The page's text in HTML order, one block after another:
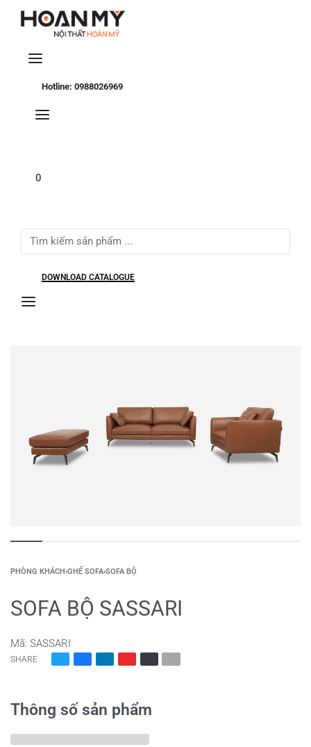
Hotline: 0988026969
0
Search
for:
DOWNLOAD CATALOGUE
PHÒNG KHÁCH›GHẾ SOFA›SOFA BỘ
SOFA BỘ SASSARI
Mã: SASSARI
SHARE
Thông số sản phẩm